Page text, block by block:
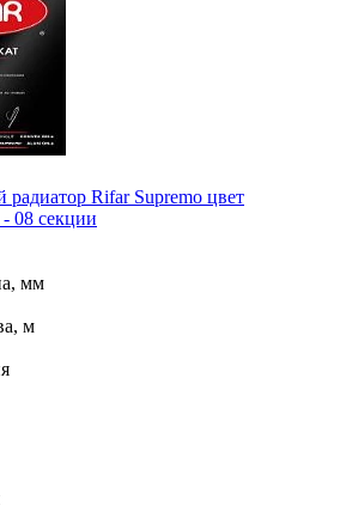
радиатор Rifar Supremo цвет
секции
мм
м